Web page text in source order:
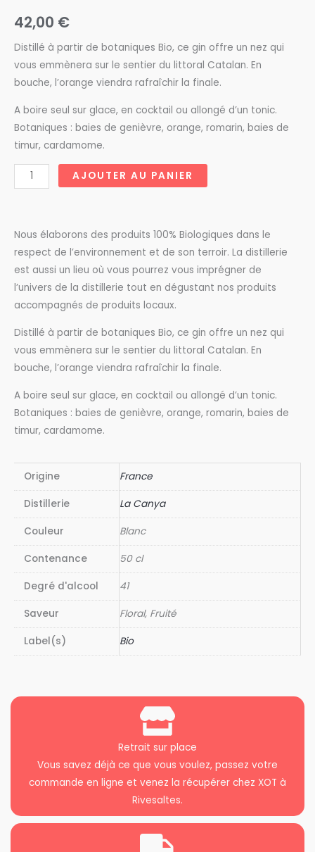
42,00 €
Distillé à partir de botaniques Bio, ce gin offre un nez qui
vous emmènera sur le sentier du littoral Catalan. En
bouche, l’orange viendra rafraîchir la finale.
A boire seul sur glace, en cocktail ou allongé d’un tonic.
Botaniques : baies de genièvre, orange, romarin, baies de
timur, cardamome.
quantité
de
Gin
Mar
Munt
AJOUTER AU PANIER
Nous élaborons des produits 100% Biologiques dans le
respect de l’environnement et de son terroir. La distillerie
est aussi un lieu où vous pourrez vous imprégner de
l’univers de la distillerie tout en dégustant nos produits
accompagnés de produits locaux.
Distillé à partir de botaniques Bio, ce gin offre un nez qui
vous emmènera sur le sentier du littoral Catalan. En
bouche, l’orange viendra rafraîchir la finale.
A boire seul sur glace, en cocktail ou allongé d’un tonic.
Botaniques : baies de genièvre, orange, romarin, baies de
timur, cardamome.
Origine France
Distillerie La Canya
Couleur Blanc
Contenance 50 cl
Degré d'alcool 41
Saveur Floral, Fruité
Label(s) Bio
Retrait sur place
Vous savez déjà ce que vous voulez, passez votre
commande en ligne et venez la récupérer chez XOT à
Rivesaltes.